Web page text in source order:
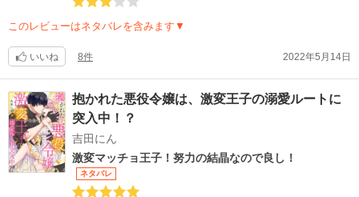
このレビューはネタバレを含みます▼
いいね 8件 2022年5月14日
抱かれた悪役令嬢は、激変王子の溺愛ルートに
突入中！？
吉田にん
激変マッチョ王子！努力の結晶なので良し！
ネタバレ